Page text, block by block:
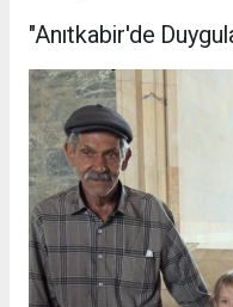
"Anıtkabir'de